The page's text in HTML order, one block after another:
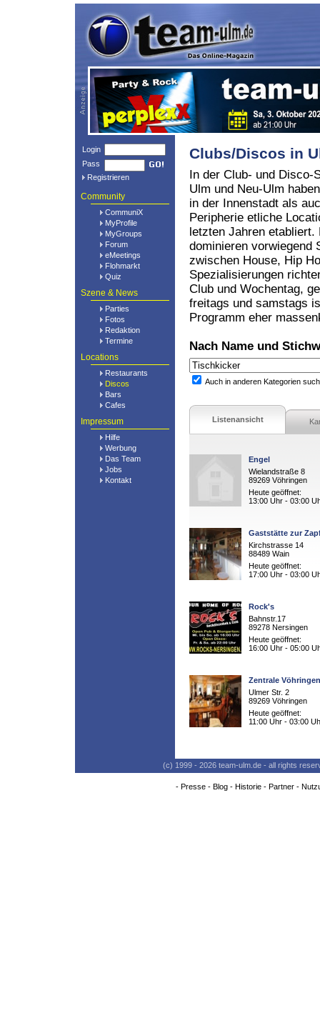
Login
Pass
Registrieren
Community
CommuniX
MyProfile
MyGroups
Forum
eMeetings
Flohmarkt
Quiz
Szene & News
Parties
Fotos
Redaktion
Termine
Locations
Restaurants
Discos
Bars
Cafes
Impressum
Hilfe
Werbung
Das Team
Jobs
Kontakt
Clubs/Discos in
In der Club- und Disco-
Ulm und Neu-Ulm
in der Innenstadt als
Peripherie etliche
letzten Jahren etabliert.
dominieren vorwiegend
zwischen House, Hip
Spezialisierungen
Club und Wochentag,
freitags und samstags
Programm eher
Nach Name und
Auch in anderen Kategorien
Listenansicht
Engel
Wielandstraße 8
89269 Vöhringen
Heute geöffnet:
13:00 Uhr - 03:00
Gaststätte zur
Kirchstrasse 14
88489 Wain
Heute geöffnet:
17:00 Uhr - 03:00
Rock's
Bahnstr.17
89278 Nersingen
Heute geöffnet:
16:00 Uhr - 05:00
Zentrale Vöhringen
Ulmer Str. 2
89269 Vöhringen
Heute geöffnet:
11:00 Uhr - 03:00
(c) 1999 - 2026 team-ulm.de - all rights
- Presse- Blog- Historie- Partner-